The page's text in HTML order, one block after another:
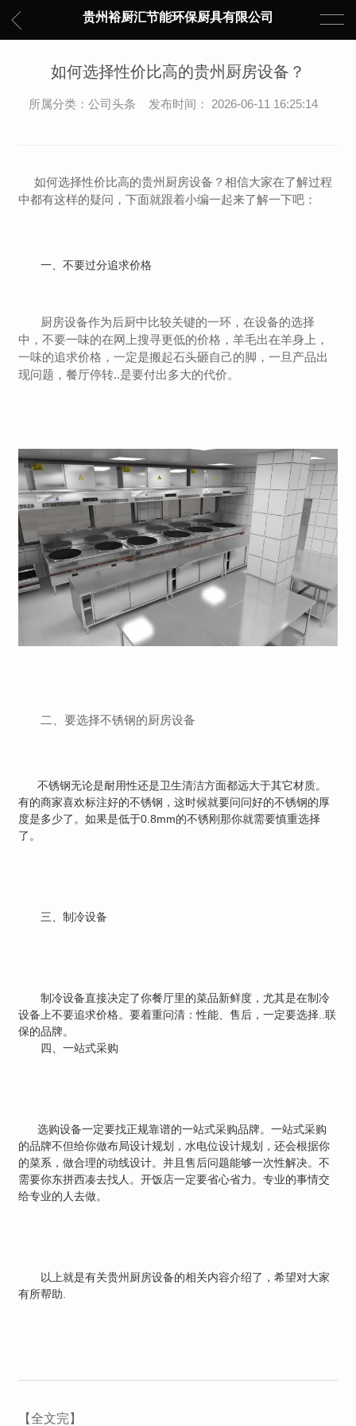
贵州裕厨汇节能环保厨具有限公司
如何选择性价比高的贵州厨房设备？
所属分类：公司头条 发布时间： 2026-06-11 16:25:14
如何选择性价比高的贵州厨房设备？相信大家在了解过程
中都有这样的疑问，下面就跟着小编一起来了解一下吧：
一、不要过分追求价格
厨房设备作为后厨中比较关键的一环，在设备的选择
中，不要一味的在网上搜寻更低的价格，羊毛出在羊身上，
一味的追求价格，一定是搬起石头砸自己的脚，一旦产品出
现问题，餐厅停转..是要付出多大的代价。
二、要选择不锈钢的厨房设备
不锈钢无论是耐用性还是卫生清洁方面都远大于其它材质。
有的商家喜欢标注好的不锈钢，这时候就要问问好的不锈钢的厚
度是多少了。如果是低于0.8mm的不锈刚那你就需要慎重选择
了。
三、制冷设备
制冷设备直接决定了你餐厅里的菜品新鲜度，尤其是在制冷
设备上不要追求价格。要着重问清：性能、售后，一定要选择..联
保的品牌。
四、一站式采购
选购设备一定要找正规靠谱的一站式采购品牌。一站式采购
的品牌不但给你做布局设计规划，水电位设计规划，还会根据你
的菜系，做合理的动线设计。并且售后问题能够一次性解决。不
需要你东拼西凑去找人。开饭店一定要省心省力。专业的事情交
给专业的人去做。
以上就是有关贵州厨房设备的相关内容介绍了，希望对大家
有所帮助.
【全文完】